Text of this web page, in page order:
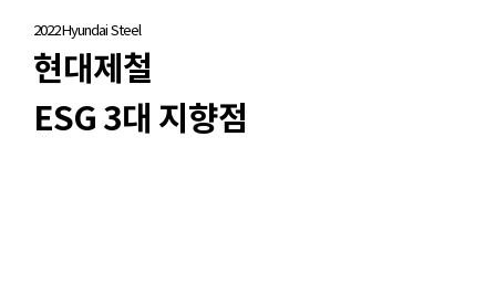
2022 Hyundai Steel
현대제철
ESG 3대 지향점